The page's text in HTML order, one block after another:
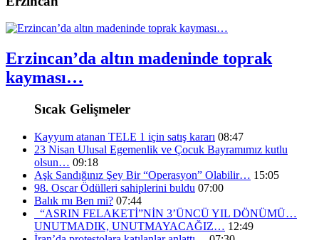
Erzincan’da altın madeninde toprak
kayması…
Sıcak Gelişmeler
Kayyum atanan TELE 1 için satış kararı 08:47
23 Nisan Ulusal Egemenlik ve Çocuk Bayramımız kutlu
olsun… 09:18
Aşk Sandığınız Şey Bir “Operasyon” Olabilir… 15:05
98. Oscar Ödülleri sahiplerini buldu 07:00
Balık mı Ben mi? 07:44
“ASRIN FELAKETİ”NİN 3’ÜNCÜ YIL DÖNÜMÜ…
UNUTMADIK, UNUTMAYACAĞIZ… 12:49